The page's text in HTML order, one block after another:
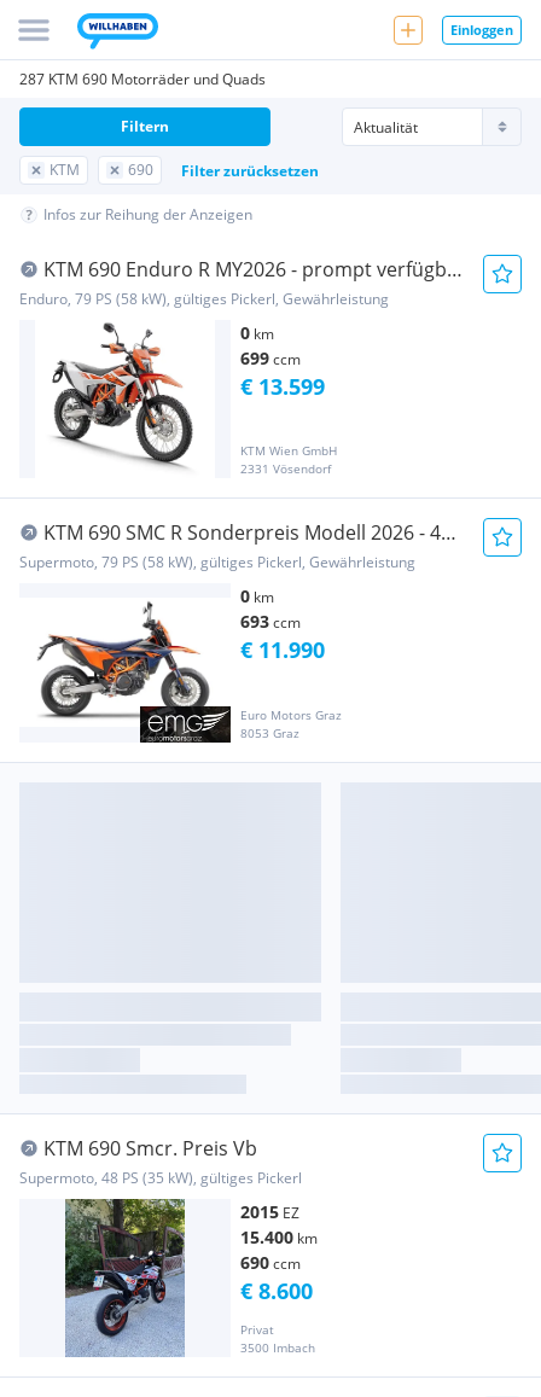
Einloggen
287 KTM 690 Motorräder und Quads
KTM 690 Filter zurücksetzen
Filtern
Infos zur Reihung der Anzeigen
KTM 690 Enduro R MY2026 - prompt verfügbar
3,99% Ak...
Enduro, 79 PS (58 kW), gültiges Pickerl, Gewährleistung
0 km
699ccm
KTM Wien GmbH
2331 Vösendorf
€ 13.599
KTM 690 SMC R Sonderpreis Modell 2026 - 4
Jahre Pre...
Supermoto, 79 PS (58 kW), gültiges Pickerl, Gewährleistung
0 km
693ccm
Euro Motors Graz
8053 Graz
€ 11.990
KTM 690 Smcr. Preis Vb
Supermoto, 48 PS (35 kW), gültiges Pickerl
2015 EZ
15.400 km
690ccm
Privat
3500 Imbach
€ 8.600